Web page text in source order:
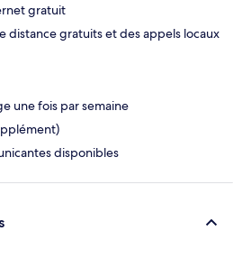
gratuit
distance gratuits et des appels locaux
une fois par semaine
disponibles